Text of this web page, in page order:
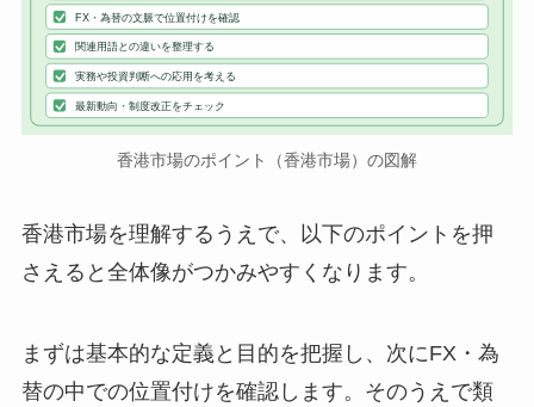
FX・為替の文脈で位置付けを確認
関連用語との違いを整理する
実務や投資判断への応用を考える
最新動向・制度改正をチェック
香港市場のポイント（香港市場）の図解
香港市場を理解するうえで、以下のポイントを押
さえると全体像がつかみやすくなります。
まずは基本的な定義と目的を把握し、次にFX・為
替の中での位置付けを確認します。そのうえで類